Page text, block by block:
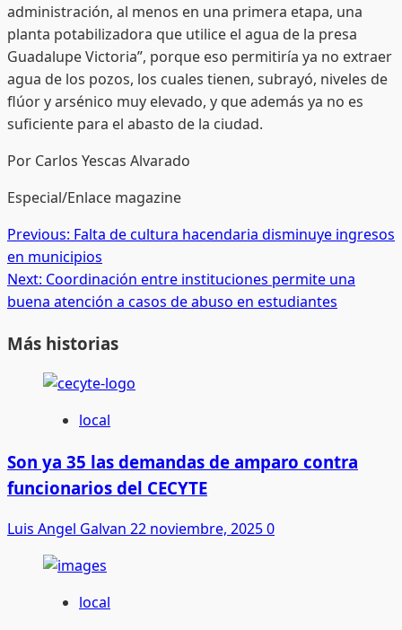
administración, al menos en una primera etapa, una
planta potabilizadora que utilice el agua de la presa
Guadalupe Victoria”, porque eso permitiría ya no extraer
agua de los pozos, los cuales tienen, subrayó, niveles de
flúor y arsénico muy elevado, y que además ya no es
suficiente para el abasto de la ciudad.
Por Carlos Yescas Alvarado
Especial/Enlace magazine
Post
navigation
Previous: Falta de cultura hacendaria disminuye ingresos
en municipios
Next: Coordinación entre instituciones permite una
buena atención a casos de abuso en estudiantes
Más historias
local
Son ya 35 las demandas de amparo contra
funcionarios del CECYTE
Luis Angel Galvan 22 noviembre, 20250
local